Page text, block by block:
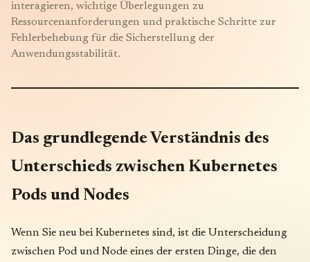
interagieren, wichtige Überlegungen zu
Ressourcenanforderungen und praktische Schritte zur
Fehlerbehebung für die Sicherstellung der
Anwendungsstabilität.
Das grundlegende Verständnis des
Unterschieds zwischen Kubernetes
Pods und Nodes
Wenn Sie neu bei Kubernetes sind, ist die Unterscheidung
zwischen Pod und Node eines der ersten Dinge, die den